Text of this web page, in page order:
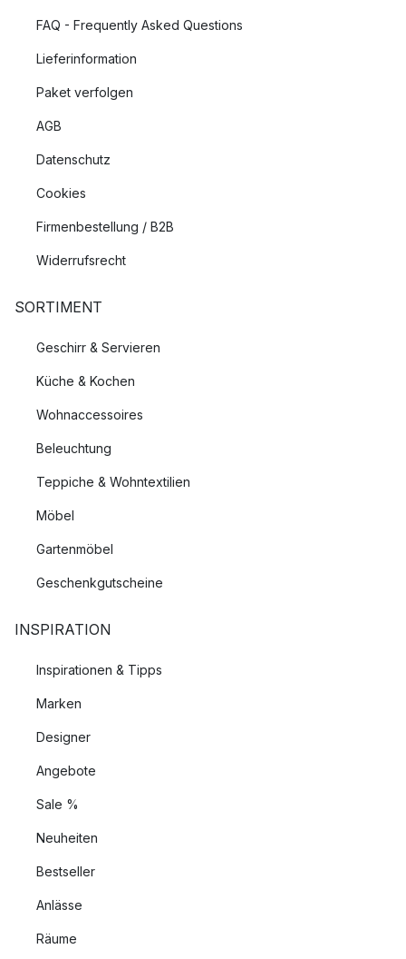
FAQ - Frequently Asked Questions
Lieferinformation
Paket verfolgen
AGB
Datenschutz
Cookies
Firmenbestellung / B2B
Widerrufsrecht
SORTIMENT
Geschirr & Servieren
Küche & Kochen
Wohnaccessoires
Beleuchtung
Teppiche & Wohntextilien
Möbel
Gartenmöbel
Geschenkgutscheine
INSPIRATION
Inspirationen & Tipps
Marken
Designer
Angebote
Sale %
Neuheiten
Bestseller
Anlässe
Räume